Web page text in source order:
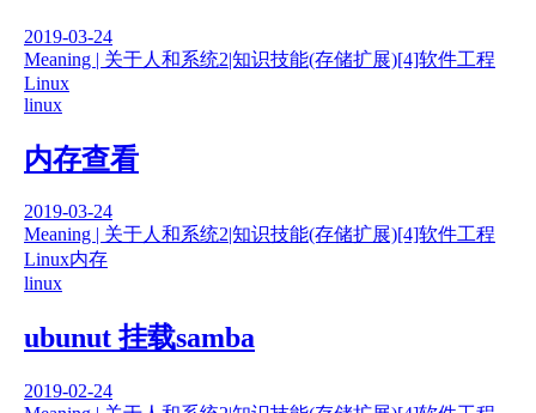
2019-03-24
Meaning | 关于人和系统2|知识技能(存储扩展)[4]软件工程
Linux
linux
内存查看
2019-03-24
Meaning | 关于人和系统2|知识技能(存储扩展)[4]软件工程
Linux内存
linux
ubunut 挂载samba
2019-02-24